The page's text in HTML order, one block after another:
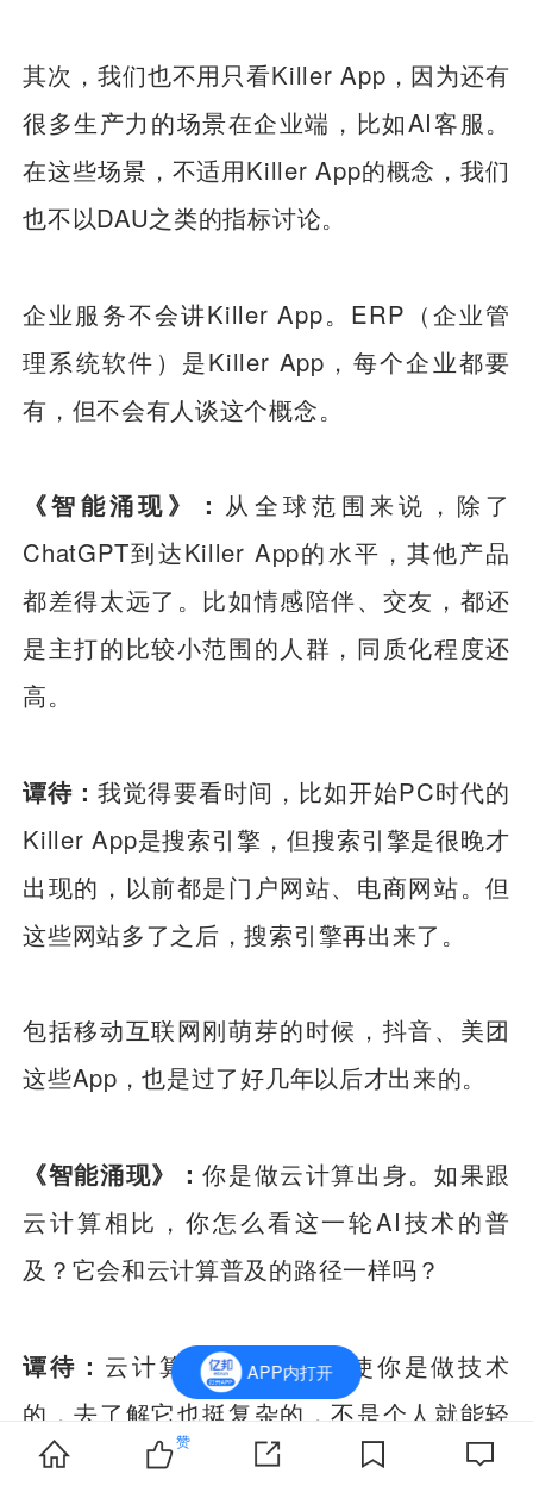
其次，我们也不用只看Killer App，因为还有
很多生产力的场景在企业端，比如AI客服。
在这些场景，不适用Killer App的概念，我们
也不以DAU之类的指标讨论。
企业服务不会讲Killer App。ERP（企业管
理系统软件）是Killer App，每个企业都要
有，但不会有人谈这个概念。
《智能涌现》： 从全球范围来说，除了
ChatGPT到达Killer App的水平，其他产品
都差得太远了。比如情感陪伴、交友，都还
是主打的比较小范围的人群，同质化程度还
高。
谭待：我觉得要看时间，比如开始PC时代的
Killer App是搜索引擎，但搜索引擎是很晚才
出现的，以前都是门户网站、电商网站。但
这些网站多了之后，搜索引擎再出来了。
包括移动互联网刚萌芽的时候，抖音、美团
这些App，也是过了好几年以后才出来的。
《智能涌现》：你是做云计算出身。如果跟
云计算相比，你怎么看这一轮AI技术的普
及？它会和云计算普及的路径一样吗？
谭待： 云计算这个事情，即使你是做技术
的，去了解它也挺复杂的，不是个人就能轻
松搭起来事情。我2010年到2011年的时候在
APP内打开
赞